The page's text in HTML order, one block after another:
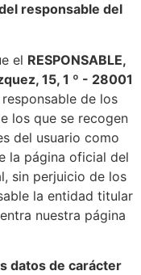
responsable del
el RESPONSABLE,
15, 1 º - 28001
de los
los que se recogen
del usuario como
la página oficial del
sin perjuicio de los
la entidad titular
nuestra página
datos de carácter